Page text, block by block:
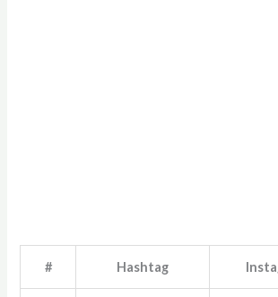
# Hashtag